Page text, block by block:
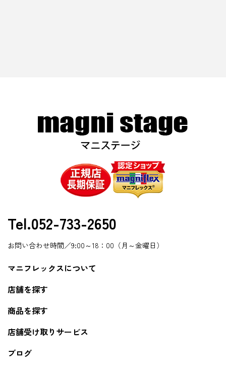
Tel.052-733-2650
お問い合わせ時間／9:00～18：00（月～金曜日）
マニフレックスについて
店舗を探す
商品を探す
店舗受け取りサービス
ブログ